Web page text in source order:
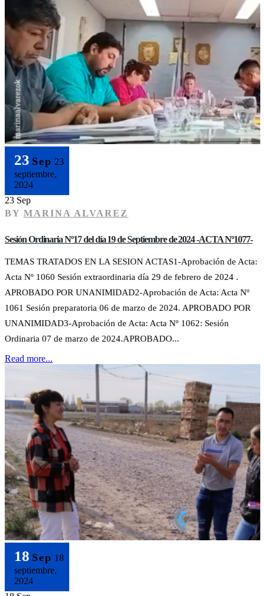
23 Sep 23
septiembre,
2024
23 Sep
BY MARINA ALVAREZ
Sesión Ordinaria Nº17 del día 19 de Septiembre de 2024 -ACTA Nº1077-
TEMAS TRATADOS EN LA SESION ACTAS1-Aprobación de Acta:
Acta Nº 1060 Sesión extraordinaria día 29 de febrero de 2024 .
APROBADO POR UNANIMIDAD2-Aprobación de Acta: Acta Nº
1061 Sesión preparatoria 06 de marzo de 2024. APROBADO POR
UNANIMIDAD3-Aprobación de Acta: Acta Nº 1062: Sesión
Ordinaria 07 de marzo de 2024.APROBADO...
Read more...
18 Sep 18
septiembre,
2024